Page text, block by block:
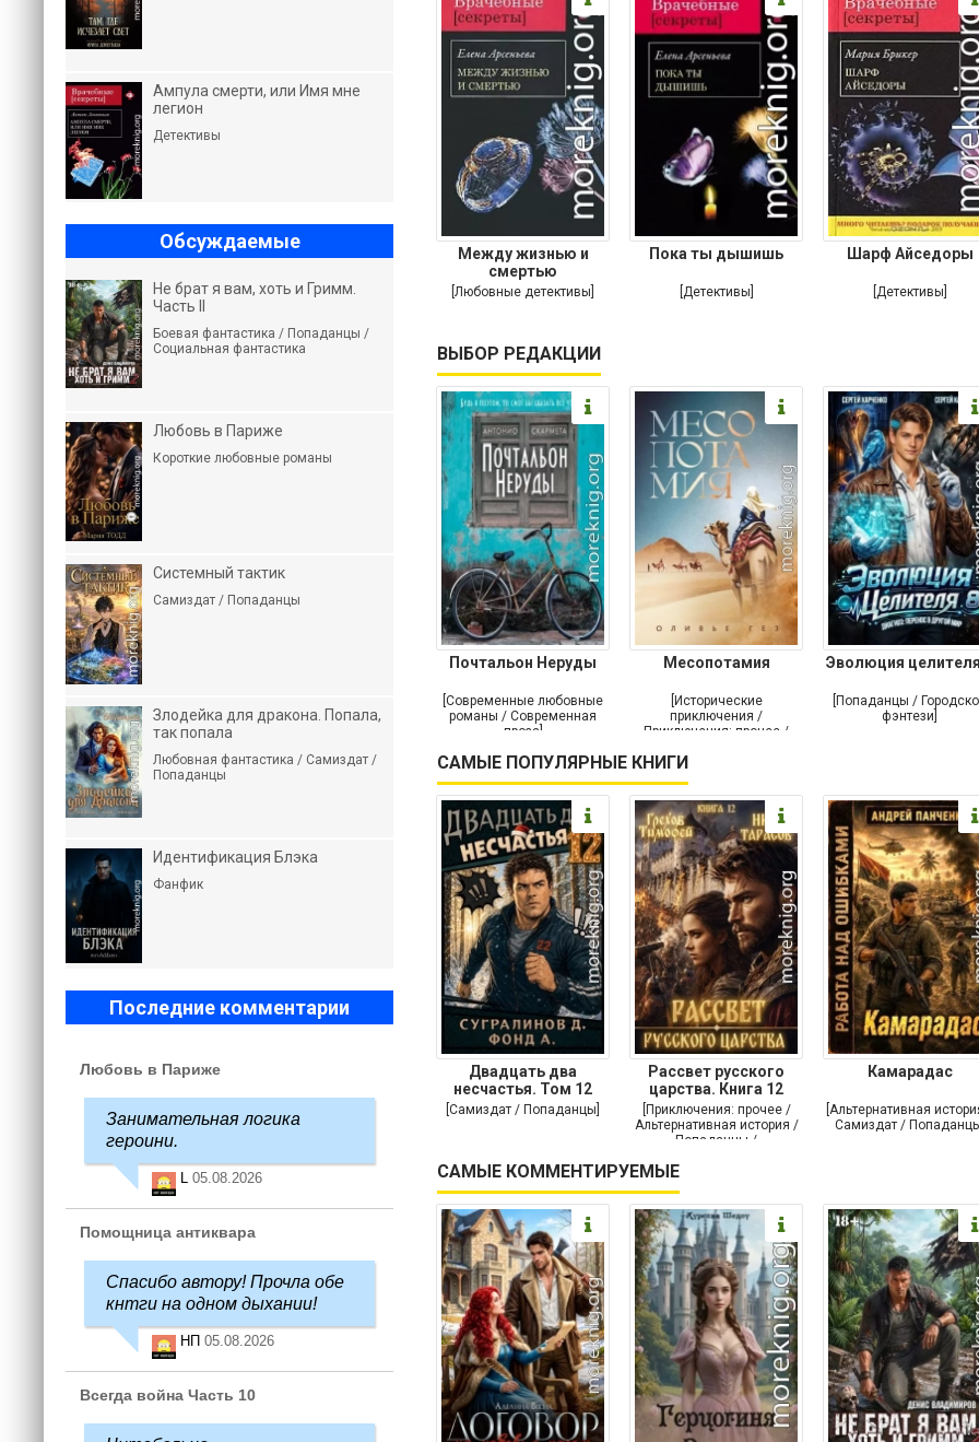
Между жизнью и
смертью
[Любовные детективы]
Пока ты дышишь
[Детективы]
Шарф Айседоры
[Детективы]
ВЫБОР РЕДАКЦИИ
Почтальон Неруды
[Современные любовные
романы / Современная
проза]
Месопотамия
[Исторические
приключения /
Приключения: прочее /
Историческая проза]
Эволюция
[Попаданцы /
фэнтези]
САМЫЕ ПОПУЛЯРНЫЕ КНИГИ
Двадцать два
несчастья. Том 12
[Самиздат / Попаданцы]
Рассвет русского
царства. Книга 12
[Приключения: прочее /
Альтернативная история /
Попаданцы /
приключения]
Камарадас
[Альтернативная
Самиздат /
САМЫЕ КОММЕНТИРУЕМЫЕ
Ампула смерти, или Имя мне
легион
Детективы
Обсуждаемые
Не брат я вам, хоть и Гримм.
Часть II
Боевая фантастика / Попаданцы /
Социальная фантастика
Любовь в Париже
Короткие любовные романы
Системный тактик
Самиздат / Попаданцы
Злодейка для дракона. Попала,
так попала
Любовная фантастика / Самиздат /
Попаданцы
Идентификация Блэка
Фанфик
Последние комментарии
Любовь в Париже
Занимательная логика
героини.
L 05.08.2026
Помощница антиквара
Спасибо автору! Прочла обе
кнтги на одном дыхании!
НП 05.08.2026
Всегда война Часть 10